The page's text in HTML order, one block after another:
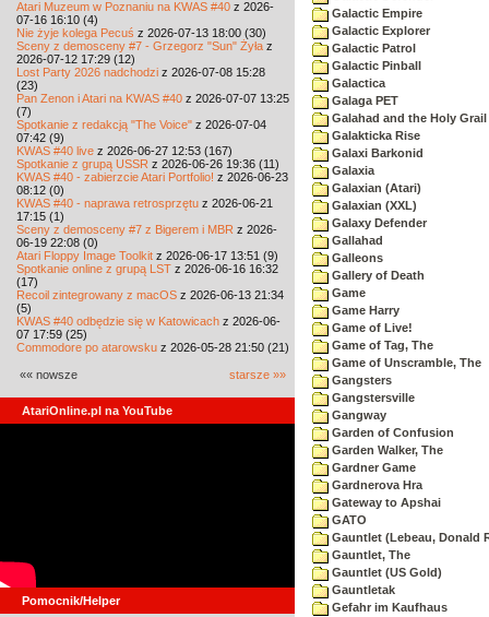
Atari Muzeum w Poznaniu na KWAS #40 z 2026-
07-16 16:10 (4)
Nie żyje kolega Pecuś z 2026-07-13 18:00 (30)
Sceny z demosceny #7 - Grzegorz "Sun" Żyła z
2026-07-12 17:29 (12)
Lost Party 2026 nadchodzi z 2026-07-08 15:28
(23)
Pan Zenon i Atari na KWAS #40 z 2026-07-07 13:25
(7)
Spotkanie z redakcją "The Voice" z 2026-07-04
07:42 (9)
KWAS #40 live z 2026-06-27 12:53 (167)
Spotkanie z grupą USSR z 2026-06-26 19:36 (11)
KWAS #40 - zabierzcie Atari Portfolio! z 2026-06-23
08:12 (0)
KWAS #40 - naprawa retrosprzętu z 2026-06-21
17:15 (1)
Sceny z demosceny #7 z Bigerem i MBR z 2026-
06-19 22:08 (0)
Atari Floppy Image Toolkit z 2026-06-17 13:51 (9)
Spotkanie online z grupą LST z 2026-06-16 16:32
(17)
Recoil zintegrowany z macOS z 2026-06-13 21:34
(5)
KWAS #40 odbędzie się w Katowicach z 2026-06-
07 17:59 (25)
Commodore po atarowsku z 2026-05-28 21:50 (21)
«« nowsze starsze »»
AtariOnline.pl na YouTube
Pomocnik/Helper
Galactic Empire
Galactic Explorer
Galactic Patrol
Galactic Pinball
Galactica
Galaga PET
Galahad and the Holy Grail
Galakticka Rise
Galaxi Barkonid
Galaxia
Galaxian (Atari)
Galaxian (XXL)
Galaxy Defender
Gallahad
Galleons
Gallery of Death
Game
Game Harry
Game of Live!
Game of Tag, The
Game of Unscramble, The
Gangsters
Gangstersville
Gangway
Garden of Confusion
Garden Walker, The
Gardner Game
Gardnerova Hra
Gateway to Apshai
GATO
Gauntlet (Lebeau, Donald
Gauntlet, The
Gauntlet (US Gold)
Gauntletak
Gefahr im Kaufhaus